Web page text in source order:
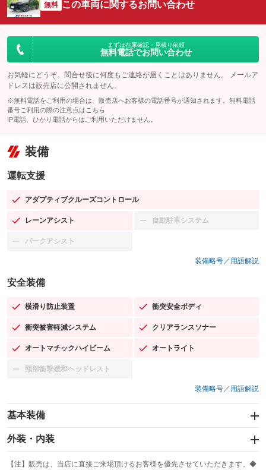
無料 この車両に関するお問い合わせ
まずは在庫確認・見積り依頼
無料電話でお問い合わせ
お気軽にどうぞ。問合せ後に何度もご連絡が届くことはありません。 メールア
ドレスは販売店に公開されません。
※無料電話をご利用の場合は、販売店へお客様の電話番号が通知されます。無料電話
番号ご利用の際の注意点は こちら
IP電話、ひかり電話からはご利用いただけません。
装備
運転支援
アダプティブクルーズコントロール
：装備あり
レーンアシスト
：装備あり 自動駐車システム
：装備なし
パークアシスト
：装備なし
装備略号／用語解説
安全装備
横滑り防止装置
：装備あり 衝突安全ボディ
：装備あり
衝突被害軽減システム
：装備あり クリアランスソナー
：装備あり
オートマチックハイビーム
：装備あり オートライト
：装備あり
頸部衝撃緩和ヘッドレスト
：装備なし
装備略号／用語解説
基本装備
エアバッグ：運転席/助手席/サイド
：装備あり
：装備なし
外装・内装
カーナビ：SDナビ
：装備あり
【注】販売は、当店に直接ご来場頂けるお客様を優先させていただきます。◆